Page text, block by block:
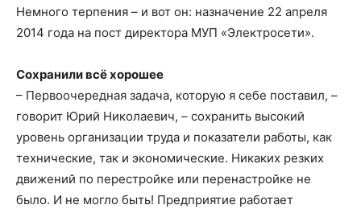
Немного терпения – и вот он: назначение 22 апреля
2014 года на пост директора МУП «Электросети».
Сохранили всё хорошее
– Первоочередная задача, которую я себе поставил, –
говорит Юрий Николаевич, – сохранить высокий
уровень организации труда и показатели работы, как
технические, так и экономические. Никаких резких
движений по перестройке или перенастройке не
было. И не могло быть! Предприятие работает